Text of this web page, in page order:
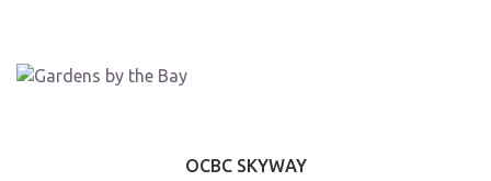
OCBC SKYWAY